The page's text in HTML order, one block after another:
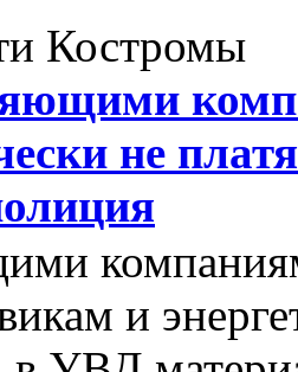
Костромы
не
и